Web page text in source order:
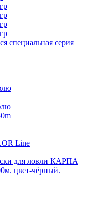
специальная серия
Line
для ловли КАРПА
цвет-чёрный.